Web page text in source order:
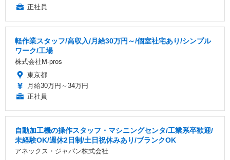
正社員
軽作業スタッフ/高収入/月給30万円～/個室社宅あり/シンプル
ワーク/工場
株式会社M-pros
東京都
月給30万円～34万円
正社員
自動加工機の操作スタッフ・マシニングセンタ/工業系卒歓迎/
未経験OK/週休2日制/土日祝休みあり/ブランクOK
アネックス・ジャパン株式会社